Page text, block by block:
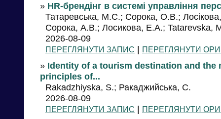
» HR-брендінг в системі управління
Татаревська, М.С.; Сорока, О.В.;
Сорока, А.В.; Лосикова, Е.А.; Tatarevska,
2026-08-09
ПЕРЕГЛЯНУТИ ЗАПИС | ПЕРЕГЛЯНУТИ
» Identity of a tourism destination and the
principles of...
Rakadzhiyska, S.; Ракаджийська, С.
2026-08-09
ПЕРЕГЛЯНУТИ ЗАПИС | ПЕРЕГЛЯНУТИ